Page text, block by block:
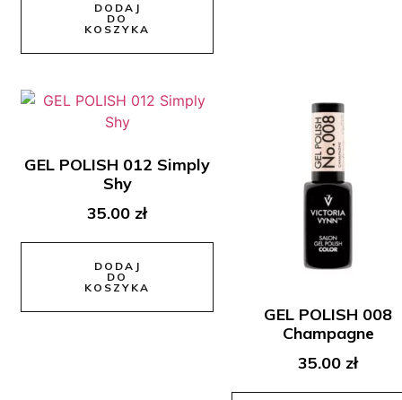
DODAJ
DO
KOSZYKA
GEL POLISH 012 Simply
Shy
35.00 zł
DODAJ
DO
KOSZYKA
GEL POLISH 008
Champagne
35.00 zł